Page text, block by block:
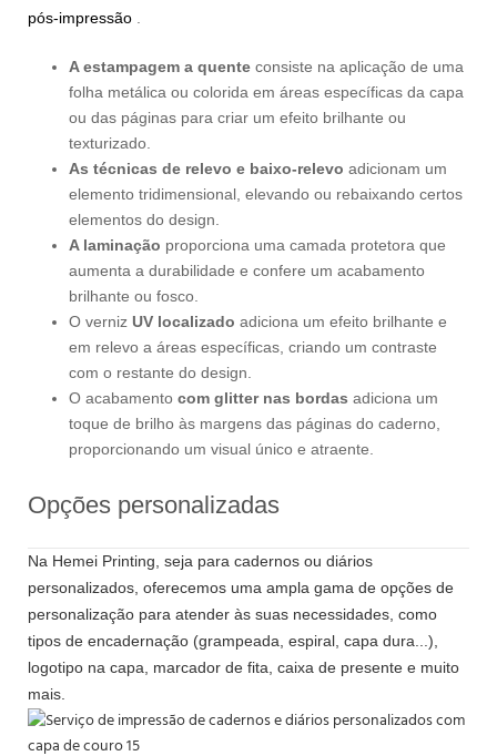
pós-impressão
A estampagem a quenteconsiste na aplicação de uma
folha metálica ou colorida em áreas específicas da capa
ou das páginas para criar um efeito brilhante ou
texturizado.
As técnicas de relevo e baixo-relevo adicionam um
elemento tridimensional, elevando ou rebaixando certos
elementos do design.
A laminação proporciona uma camada protetora que
aumenta a durabilidade e confere um acabamento
brilhante ou fosco.
O verniz UV localizado adiciona um efeito brilhante e
em relevo a áreas específicas, criando um contraste
com o restante do design.
O acabamento com glitter nas bordas adiciona um
toque de brilho às margens das páginas do caderno,
proporcionando um visual único e atraente.
Opções personalizadas
Na Hemei Printing, seja para cadernos ou diários
personalizados, oferecemos uma ampla gama de opções de
personalização para atender às suas necessidades, como
tipos de encadernação (grampeada, espiral, capa dura...),
logotipo na capa, marcador de fita, caixa de presente e muito
mais.